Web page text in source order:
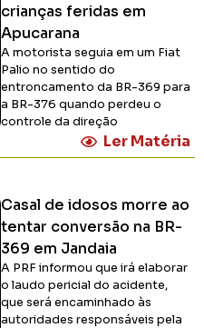
crianças feridas em
Apucarana
A motorista seguia em um Fiat
Palio no sentido do
entroncamento da BR-369 para
a BR-376 quando perdeu o
controle da direção
Ler Matéria
Casal de idosos morre ao
tentar conversão na BR-
369 em Jandaia
A PRF informou que irá elaborar
o laudo pericial do acidente,
que será encaminhado às
autoridades responsáveis pela